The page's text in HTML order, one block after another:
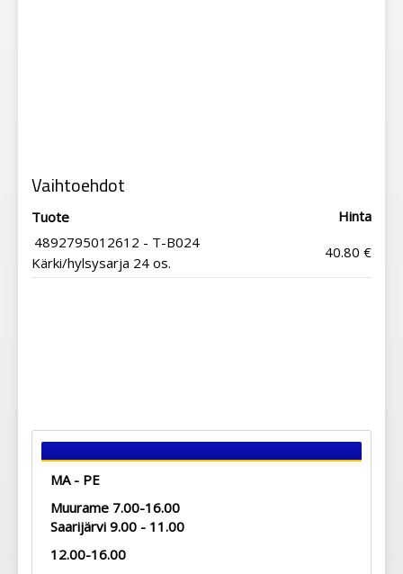
Vaihtoehdot
Tuote
Hinta
4892795012612 - T-B024
Kärki/hylsysarja 24 os.
40.80 €
MA - PE
Muurame 7.00-16.00
Saarijärvi 9.00 - 11.00
12.00-16.00